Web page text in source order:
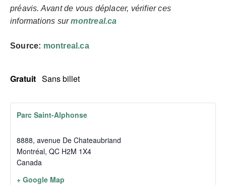
préavis. Avant de vous déplacer, vérifier ces
informations surmontreal.ca
Source: montreal.ca
Gratuit Sans billet
Parc Saint-Alphonse
8888, avenue De Chateaubriand
Montréal, QC H2M 1X4
Canada
+ Google Map